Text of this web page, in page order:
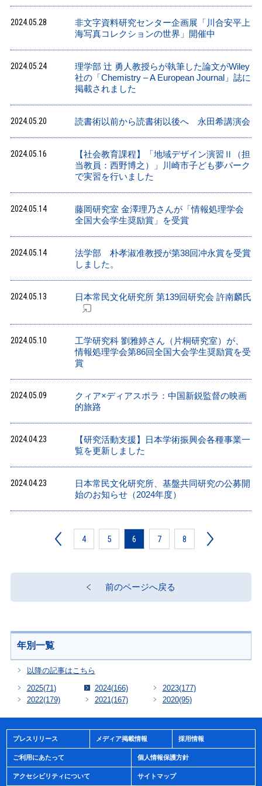
2024.05.28
非文字資料研究センター企画展「川合安平上
海写真コレクションの世界」開催中
2024.05.24
理学部 辻 勇人教授らが執筆した論文がWiley
社の「Chemistry ‒ A European Journal」誌に
掲載されました
2024.05.20 読書術以前から読書術以後へ 永田希講演会
2024.05.16
【社会教育課程】「地域デザイン演習Ⅱ（担
当教員：西野博之）」川崎市子ども夢パーク
で実習を行いました
2024.05.14
藤岡研究室 金澤理乃さんが「情報処理学会
全国大会学生奨励賞」を受賞
2024.05.14
法学部 朴孝淑准教授が第38回冲永賞を受賞
しました。
2024.05.13 日本常民文化研究所 第139回研究会 許南麟氏
2024.05.10
工学研究科 劉雅婷さん（片桐研究室）が、
情報処理学会第86回全国大会学生奨励賞を受
賞
2024.05.09
クィア×ディアスポラ：中国新鋭監督の映画
的旅路
2024.04.23
【研究活動支援】日本学術振興会各種事業一
覧を更新しました
2024.04.23
日本常民文化研究所、基盤共同研究の公募開
始のお知らせ（2024年度）
4 5 6 7 8
前のページへ戻る
年別一覧
以降の記事はこちら
2025(71) 2024(166) 2023(177)
2022(179) 2021 (167) 2020(95)
プレスリリース メディア掲載情報 採用情報
ご利用にあたって 個人情報保護方針
アクセシビリティについて サイトマップ